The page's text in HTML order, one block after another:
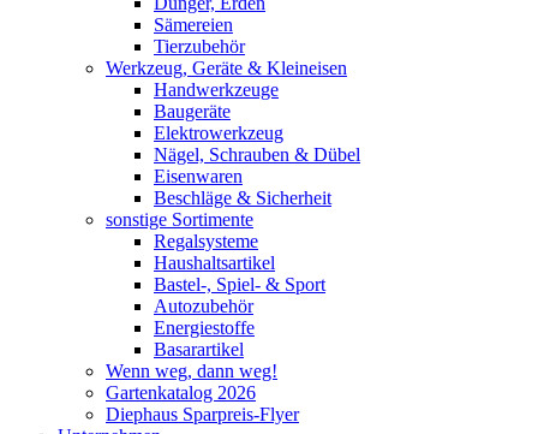
Sämereien
Tierzubehör
Werkzeug, Geräte & Kleineisen
Handwerkzeuge
Baugeräte
Elektrowerkzeug
Nägel, Schrauben & Dübel
Eisenwaren
Beschläge & Sicherheit
sonstige Sortimente
Regalsysteme
Haushaltsartikel
Bastel-, Spiel- & Sport
Autozubehör
Energiestoffe
Basarartikel
Wenn weg, dann weg!
Gartenkatalog 2026
Diephaus Sparpreis-Flyer